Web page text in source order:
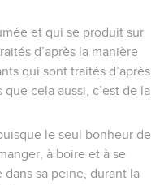
et qui se produit sur
d’après la manière
qui sont traités d’après
cela aussi, c’est de la
le seul bonheur de
à boire et à se
dans sa peine, durant la